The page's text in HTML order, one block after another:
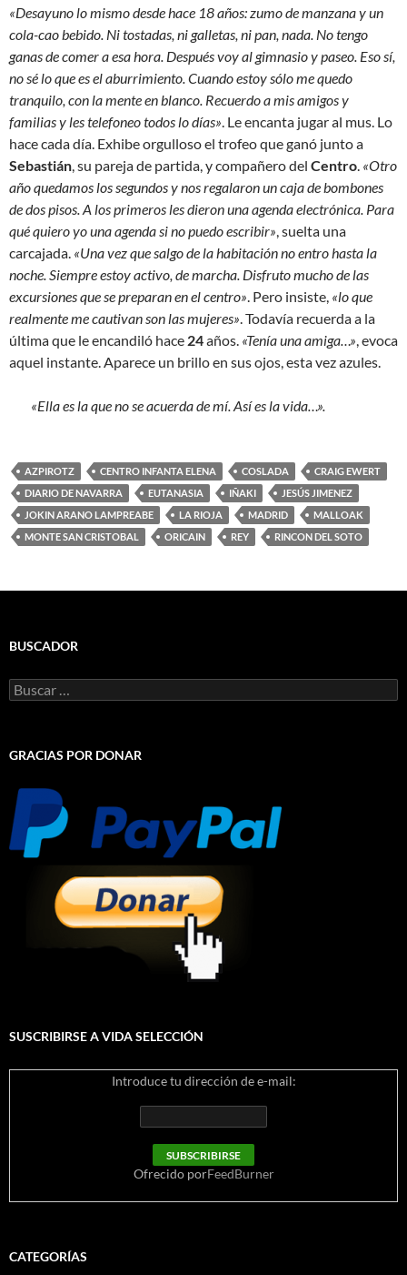
«Desayuno lo mismo desde hace 18 años: zumo de manzana y un
cola-cao bebido. Ni tostadas, ni galletas, ni pan, nada. No tengo
ganas de comer a esa hora. Después voy al gimnasio y paseo. Eso sí,
no sé lo que es el aburrimiento. Cuando estoy sólo me quedo
tranquilo, con la mente en blanco. Recuerdo a mis amigos y
familias y les telefoneo todos lo días». Le encanta jugar al mus. Lo
hace cada día. Exhibe orgulloso el trofeo que ganó junto a
Sebastián, su pareja de partida, y compañero del Centro. «Otro
año quedamos los segundos y nos regalaron un caja de bombones
de dos pisos. A los primeros les dieron una agenda electrónica. Para
qué quiero yo una agenda si no puedo escribir», suelta una
carcajada. «Una vez que salgo de la habitación no entro hasta la
noche. Siempre estoy activo, de marcha. Disfruto mucho de las
excursiones que se preparan en el centro». Pero insiste, «lo que
realmente me cautivan son las mujeres». Todavía recuerda a la
última que le encandiló hace 24años. «Tenía una amiga…», evoca
aquel instante. Aparece un brillo en sus ojos, esta vez azules.
«Ella es la que no se acuerda de mí. Así es la vida…».
AZPIROTZ CENTRO INFANTA ELENA COSLADA
CRAIG EWERT
DIARIO DE NAVARRA
EUTANASIA IÑAKI
JESÚS JIMENEZ
JOKIN ARANO LAMPREABE
LA RIOJA MADRID
MALLOAK
MONTE SAN CRISTOBAL
ORICAIN REY RINCON DEL SOTO
BUSCADOR
Buscar:
GRACIAS POR DONAR
SUSCRIBIRSE A VIDA SELECCIÓN
Introduce tu dirección de e-mail:
Ofrecido porFeedBurner
CATEGORÍAS